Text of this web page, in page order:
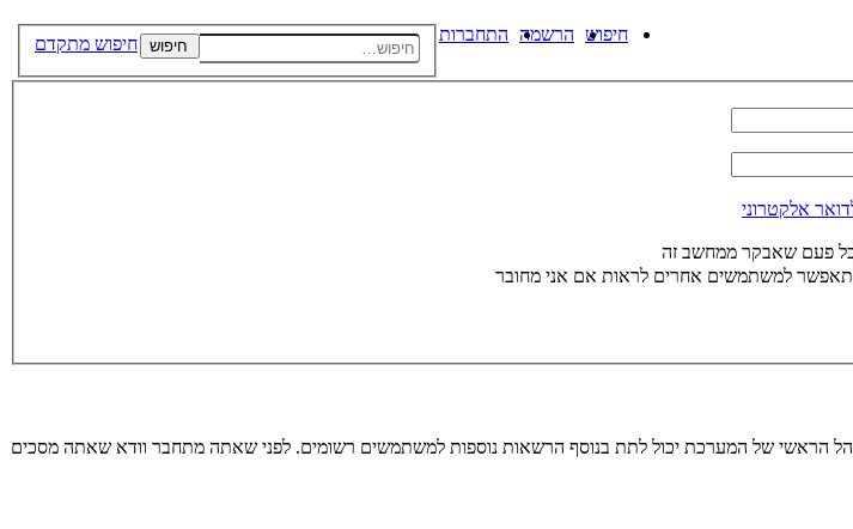
חיפוש חיפוש מתקדם התחברות הרשמה חיפוש
אלקטרוני
פעם שאבקר ממחשב זה
תאפשר למשתמשים אחרים לראות אם אני מחובר
הראשי של המערכת יכול לתת בנוסף הרשאות נוספות למשתמשים רשומים. לפני שאתה מתחבר וודא שאתה מסכים